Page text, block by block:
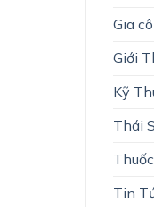
Gia
Giới
Kỹ
Thái
Tin